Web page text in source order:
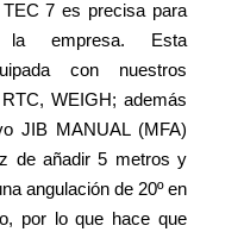
7 es precisa para
la empresa. Esta
con nuestros
WEIGH; además
JIB MANUAL (MFA)
de añadir 5 metros y
angulación de 20º en
por lo que hace que